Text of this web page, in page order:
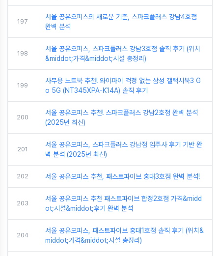
197
서울 공유오피스의 새로운 기준, 스파크플러스 강남4호점
완벽 분석
198
서울 공유오피스, 스파크플러스 강남3호점 솔직 후기 (위치
&middot;가격&middot;시설 총정리)
199
사무용 노트북 추천! 와이파이 걱정 없는 삼성 갤럭시북3 G
o 5G (NT345XPA-K14A) 솔직 후기
200
서울 공유오피스 추천! 스파크플러스 강남2호점 완벽 분석
(2025년 최신)
201
서울 공유오피스, 스파크플러스 강남점 입주사 후기 기반 완
벽 분석 (2025년 최신)
202 서울 공유오피스 추천, 패스트파이브 홍대3호점 완벽 분석!
203
서울 공유오피스 추천 패스트파이브 합정2호점 가격&midd
ot;시설&middot;후기 완벽 분석
204
서울 공유오피스, 패스트파이브 홍대1호점 솔직 후기 (위치&
middot;가격&middot;시설 총정리)